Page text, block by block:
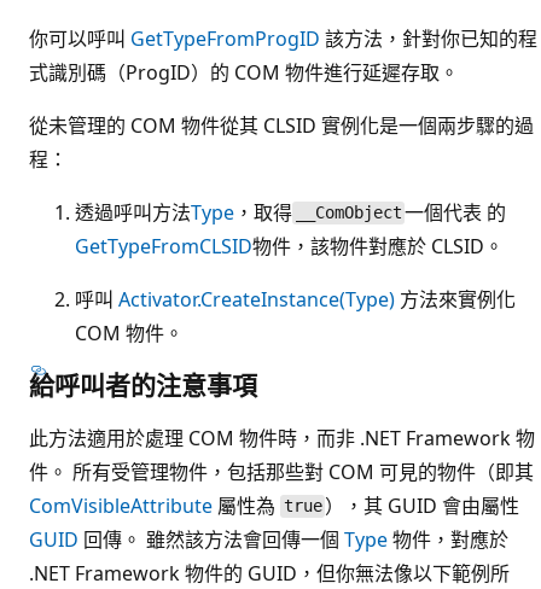
你可以呼叫 GetTypeFromProgID 該方法，針對你已知的程
式識別碼（ProgID）的 COM 物件進行延遲存取。
從未管理的 COM 物件從其 CLSID 實例化是一個兩步驟的過
程：
透過呼叫方法Type ，取得 __ComObject 一個代表 的
GetTypeFromCLSID物件，該物件對應於 CLSID。
呼叫 Activator.CreateInstance(Type) 方法來實例化
COM 物件。
給呼叫者的注意事項
此方法適用於處理 COM 物件時，而非 .NET Framework 物
件。 所有受管理物件，包括那些對 COM 可見的物件（即其
ComVisibleAttribute 屬性為 true ），其 GUID 會由屬性
GUID 回傳。 雖然該方法會回傳一個 Type物件，對應於
.NET Framework 物件的 GUID，但你無法像以下範例所